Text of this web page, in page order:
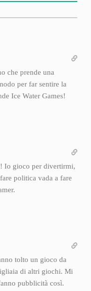
che prende una
per far sentire la
Ice Water Games!
Io gioco per divertirmi,
politica vada a fare
tolto un gioco da
di altri giochi. Mi
pubblicità così.